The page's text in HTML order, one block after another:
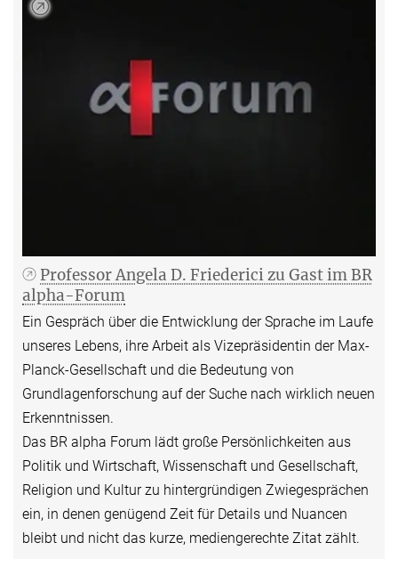
Professor Angela D. Friederici zu Gast im BR
alpha-Forum
Ein Gespräch über die Entwicklung der Sprache im Laufe
unseres Lebens, ihre Arbeit als Vizepräsidentin der Max-
Planck-Gesellschaft und die Bedeutung von
Grundlagenforschung auf der Suche nach wirklich neuen
Erkenntnissen.
Das BR alpha Forum lädt große Persönlichkeiten aus
Politik und Wirtschaft, Wissenschaft und Gesellschaft,
Religion und Kultur zu hintergründigen Zwie­gesprächen
ein, in denen genügend Zeit für Details und Nuancen
bleibt und nicht das kurze, mediengerechte Zitat zählt.